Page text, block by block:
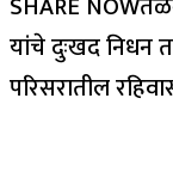
यांचे दुःखद निधन
परिसरातील